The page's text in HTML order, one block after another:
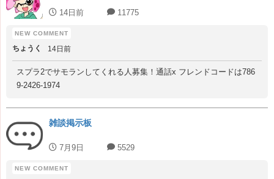
14日前 11775
ちょうく 14日前
スプラ2でサモランしてくれる人募集！通話x フレンドコードは786
9-2426-1974
雑談掲示板
7月9日 5529